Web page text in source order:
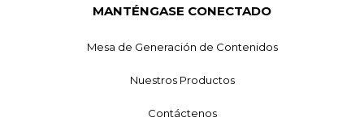
MANTÉNGASE CONECTADO
Mesa de Generación de Contenidos
Nuestros Productos
Contáctenos